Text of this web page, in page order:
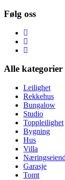
Følg oss
Alle kategorier
Leilighet
Rekkehus
Bungalow
Studio
Toppleilighet
Bygning
Hus
Villa
Garasje
Tomt